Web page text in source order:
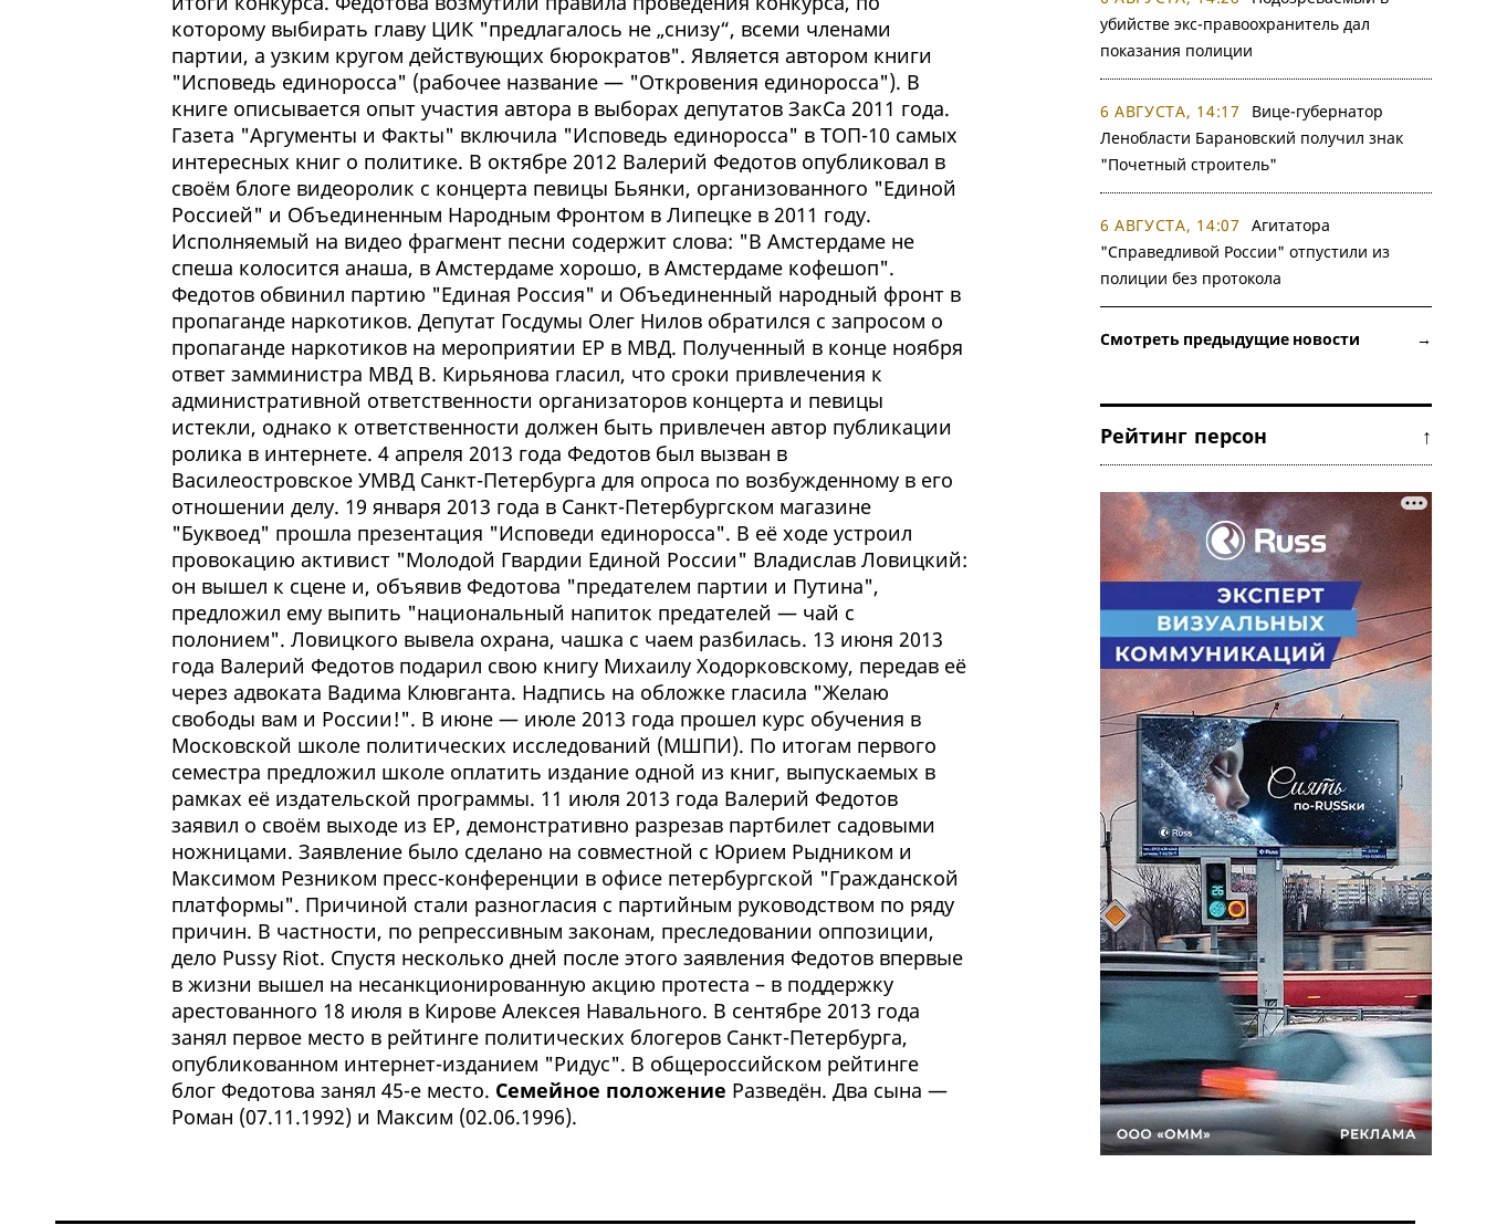
которому выбирать главу ЦИК "предлагалось не „снизу“, всеми членами
партии, а узким кругом действующих бюрократов". Является автором книги
"Исповедь единоросса" (рабочее название — "Откровения единоросса"). В
книге описывается опыт участия автора в выборах депутатов ЗакСа 2011 года.
Газета "Аргументы и Факты" включила "Исповедь единоросса" в ТОП-10 самых
интересных книг о политике. В октябре 2012 Валерий Федотов опубликовал в
своём блоге видеоролик с концерта певицы Бьянки, организованного "Единой
Россией" и Объединенным Народным Фронтом в Липецке в 2011 году.
Исполняемый на видео фрагмент песни содержит слова: "В Амстердаме не
спеша колосится анаша, в Амстердаме хорошо, в Амстердаме кофешоп".
Федотов обвинил партию "Единая Россия" и Объединенный народный фронт в
пропаганде наркотиков. Депутат Госдумы Олег Нилов обратился с запросом о
пропаганде наркотиков на мероприятии ЕР в МВД. Полученный в конце ноября
ответ замминистра МВД В. Кирьянова гласил, что сроки привлечения к
административной ответственности организаторов концерта и певицы
истекли, однако к ответственности должен быть привлечен автор публикации
ролика в интернете. 4 апреля 2013 года Федотов был вызван в
Василеостровское УМВД Санкт-Петербурга для опроса по возбужденному в его
отношении делу. 19 января 2013 года в Санкт-Петербургском магазине
"Буквоед" прошла презентация "Исповеди единоросса". В её ходе устроил
провокацию активист "Молодой Гвардии Единой России" Владислав Ловицкий:
он вышел к сцене и, объявив Федотова "предателем партии и Путина",
предложил ему выпить "национальный напиток предателей — чай с
полонием". Ловицкого вывела охрана, чашка с чаем разбилась. 13 июня 2013
года Валерий Федотов подарил свою книгу Михаилу Ходорковскому, передав её
через адвоката Вадима Клювганта. Надпись на обложке гласила "Желаю
свободы вам и России!". В июне — июле 2013 года прошел курс обучения в
Московской школе политических исследований (МШПИ). По итогам первого
семестра предложил школе оплатить издание одной из книг, выпускаемых в
рамках её издательской программы. 11 июля 2013 года Валерий Федотов
заявил о своём выходе из ЕР, демонстративно разрезав партбилет садовыми
ножницами. Заявление было сделано на совместной с Юрием Рыдником и
Максимом Резником пресс-конференции в офисе петербургской "Гражданской
платформы". Причиной стали разногласия с партийным руководством по ряду
причин. В частности, по репрессивным законам, преследовании оппозиции,
дело Pussy Riot. Спустя несколько дней после этого заявления Федотов впервые
в жизни вышел на несанкционированную акцию протеста – в поддержку
арестованного 18 июля в Кирове Алексея Навального. В сентябре 2013 года
занял первое место в рейтинге политических блогеров Санкт-Петербурга,
опубликованном интернет-изданием "Ридус". В общероссийском рейтинге
блог Федотова занял 45-е место. Семейное положение Разведён. Два сына —
Роман (07.11.1992) и Максим (02.06.1996).
убийстве экс-правоохранитель дал
показания полиции
6 АВГУСТА, 14:17
Вице-губернатор
Ленобласти Барановский получил знак
"Почетный строитель"
6 АВГУСТА, 14:07
Агитатора
"Справедливой России" отпустили из
полиции без протокола
Смотреть предыдущие новости →
Рейтинг персон ↑